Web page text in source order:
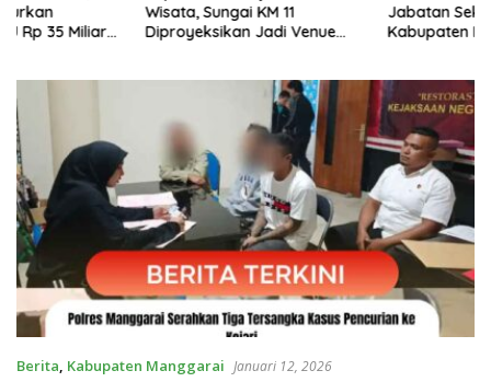
Wisata, Sungai KM 11
Diproyeksikan Jadi Venue
Jabatan Sekda, Pejabat dari
Kabupaten Lain Boleh Ikut
Berita, Kabupaten Manggarai Januari 12, 2026